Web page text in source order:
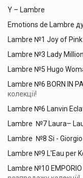
Y – Lambre
Emotions de Lambre
Lambre №1 Joy of Pink
Lambre №3 Lady
Lambre №5 Hugo
Lambre №6 BORN IN
колекції!
Lambre №6 Lanvin
Lambre №7 Laura–
Lambre №8 Si -
Lambre №9 L'Eau per
Lambre №10